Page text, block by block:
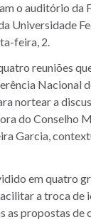
o auditório da
Universidade
feira, 2.
reuniões
Nacional
nortear a
do Conselho
Garcia,
em quatro
a troca de
as propostas de